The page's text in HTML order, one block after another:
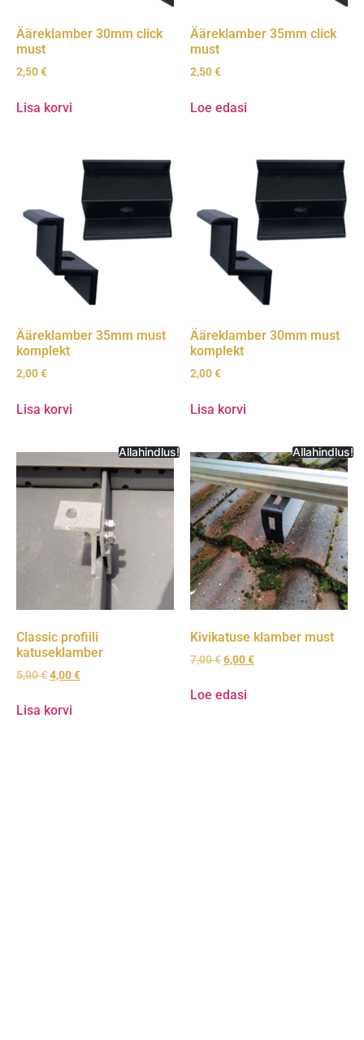
Ääreklamber 30mm click
must
2,50€
Lisa korvi
Ääreklamber 35mm click
must
2,50€
Loe edasi
Ääreklamber 35mm must
komplekt
2,00€
Lisa korvi
Ääreklamber 30mm must
komplekt
2,00€
Lisa korvi
Allahindlus!
Classic profiili
katuseklamber
5,00€4,00€
Lisa korvi
Allahindlus!
Kivikatuse klamber must
7,00€6,00€
Loe edasi